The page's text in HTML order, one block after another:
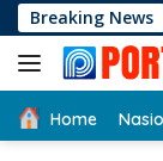
Langsung
ke
konten
Breaking News
Lokal di
Home